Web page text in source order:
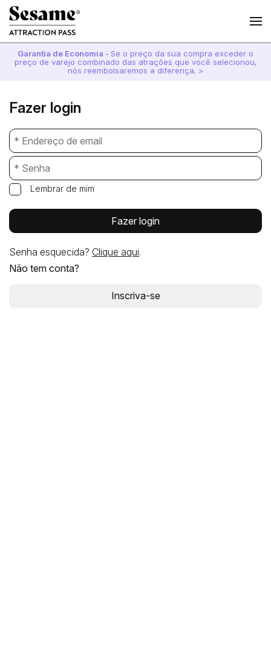
Garantia de Economia - Se o preço da sua compra exceder o
preço de varejo combinado das atrações que você selecionou,
nós reembolsaremos a diferença. >
Fazer login
Lembrar de mim
Fazer login
Senha esquecida? Clique aqui.
Não tem conta?
Inscriva-se